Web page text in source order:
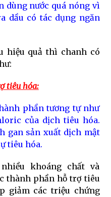
dùng nước quá nóng vì
dầu có tác dụng ngăn
hiệu quả thì chanh có
tiêu hóa:
phần tương tự như
của dịch tiêu hóa.
gan sản xuất dịch mật
tiêu hóa.
khoáng chất và
thành phần hỗ trợ tiêu
giảm các triệu chứng